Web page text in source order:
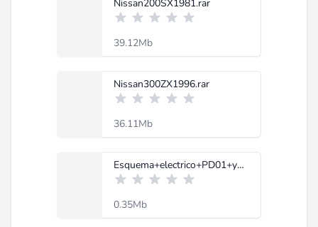
Nissan200SX1981.rar
39.12Mb
Nissan300ZX1996.rar
36.11Mb
Esquema+electrico+PD01+y+PD02+(H20II+y+H25).pdf
0.35Mb